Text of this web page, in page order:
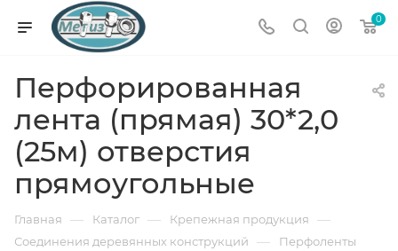
0
Перфорированная
лента (прямая) 30*2,0
(25м) отверстия
прямоугольные
Главная — Каталог — Крепежная продукция —
Соединения деревянных конструкций — Перфоленты